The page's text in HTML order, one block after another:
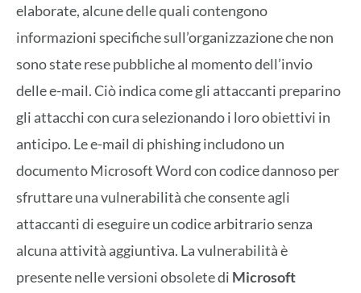
elaborate, alcune delle quali contengono
informazioni specifiche sull’organizzazione che non
sono state rese pubbliche al momento dell’invio
delle e-mail. Ciò indica come gli attaccanti preparino
gli attacchi con cura selezionando i loro obiettivi in
anticipo. Le e-mail di phishing includono un
documento Microsoft Word con codice dannoso per
sfruttare una vulnerabilità che consente agli
attaccanti di eseguire un codice arbitrario senza
alcuna attività aggiuntiva. La vulnerabilità è
presente nelle versioni obsolete di Microsoft